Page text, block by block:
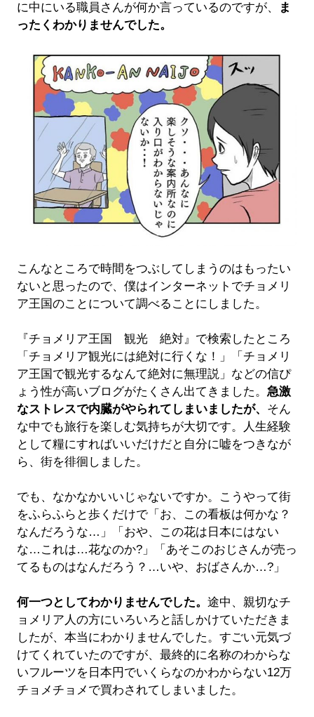
に中にいる職員さんが何か言っているのですが、
ま
ったくわかりませんでした。
こんなところで時間をつぶしてしまうのはもったい
ないと思ったので、僕はインターネットでチョメリ
ア王国のことについて調べることにしました。
『チョメリア王国 観光 絶対』で検索したところ
「チョメリア観光には絶対に行くな！」「チョメリ
ア王国で観光するなんて絶対に無理説」などの信ぴ
ょう性が高いブログがたくさん出てきました。 急激
なストレスで内臓がやられてしまいましたが、 そん
な中でも旅行を楽しむ気持ちが大切です。人生経験
として糧にすればいいだけだと自分に嘘をつきなが
ら、街を徘徊しました。
でも、なかなかいいじゃないですか。こうやって街
をふらふらと歩くだけで「お、この看板は何かな？
なんだろうな…」「おや、この花は日本にはない
な…これは…花なのか?」「あそこのおじさんが売っ
てるものはなんだろう？…いや、おばさんか…?」
何一つとしてわかりませんでした。 途中、親切なチ
ョメリア人の方にいろいろと話しかけていただきま
したが、本当にわかりませんでした。すごい元気づ
けてくれていたのですが、最終的に名称のわからな
いフルーツを日本円でいくらなのかわからない12万
チョメチョメで買わされてしまいました。